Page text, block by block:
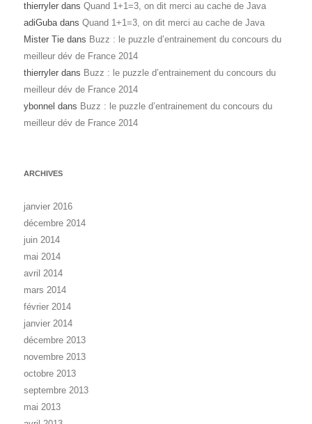
thierryler dans Quand 1+1=3, on dit merci au cache de Java
adiGubadans Quand 1+1=3, on dit merci au cache de Java
Mister Tie dans Buzz : le puzzle d’entrainement du concours du
meilleur dév de France 2014
thierryler dans Buzz : le puzzle d’entrainement du concours du
meilleur dév de France 2014
ybonnel dans Buzz : le puzzle d’entrainement du concours du
meilleur dév de France 2014
ARCHIVES
janvier 2016
décembre 2014
juin 2014
mai 2014
avril 2014
mars 2014
février 2014
janvier 2014
décembre 2013
novembre 2013
octobre 2013
septembre 2013
mai 2013